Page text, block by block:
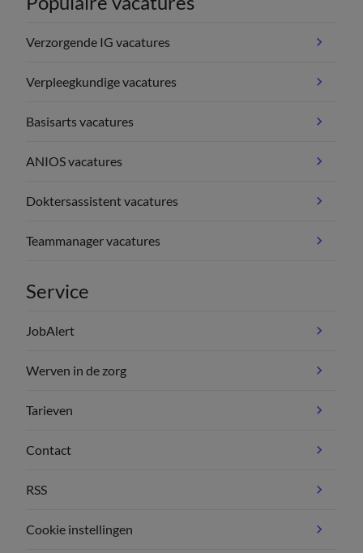
Verzorgende IG vacatures
Verpleegkundige vacatures
Basisarts vacatures
ANIOS vacatures
Doktersassistent vacatures
Teammanager vacatures
Service
JobAlert
Werven in de zorg
Tarieven
Contact
RSS
Cookie instellingen